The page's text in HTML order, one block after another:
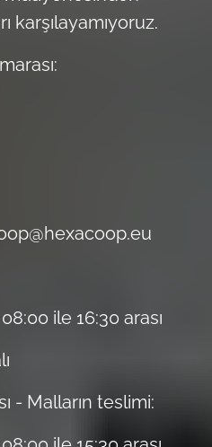
karşılayamıyoruz.
ile 16:30 arası
- Malların teslimi: